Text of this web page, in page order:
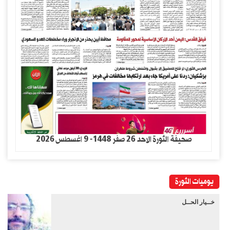
صحيفة الثورة الاحد 26 صفر 1448- 9 اغسطس 2026
يوميات الثورة
خــيار الحــل